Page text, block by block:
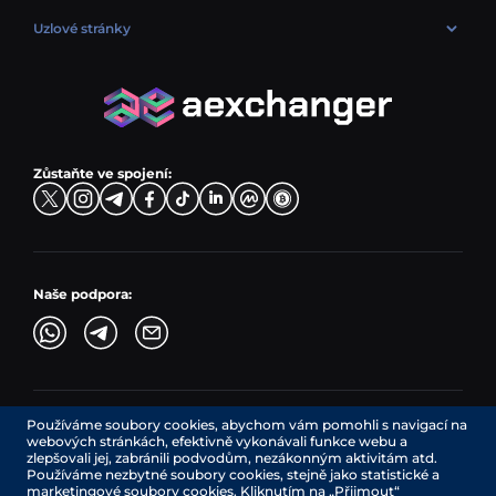
Směnit USDC (USDC)
PLN → ETH
LTC → EUR
ADA → EUR
USD → BTC
CZK → BNB (BSC)
DKK → DOGE
TRY → TON
Uzlové stránky
Nákupní páry
Směnné páry
Zůstaňte ve spojení:
Naše podpora:
AEXchanger.com je technologické rozhraní. Směnárenské
služby poskytují autorizovaní poskytovatelé třetích stran.
Služby v Kanadě poskytuje společnost REMITTIX GLOBAL
CORPORATION, společnost registrovaná v Kanadě (registrační
Používáme soubory cookies, abychom vám pomohli s navigací na
webových stránkách, efektivně vykonávali funkce webu a
zlepšovali jej, zabránili podvodům, nezákonným aktivitám atd.
Používáme nezbytné soubory cookies, stejně jako statistické a
marketingové soubory cookies. Kliknutím na „Přijmout“